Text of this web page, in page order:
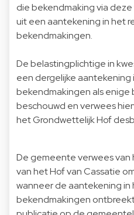
die bekendmaking via
uit een aantekening in het
bekendmakingen.
De belastingplichtige in
een dergelijke aantekening
bekendmakingen als enige
beschouwd en verwees
het Grondwettelijk Hof
De gemeente verwees van
van het Hof van Cassatie
wanneer de aantekening in
bekendmakingen